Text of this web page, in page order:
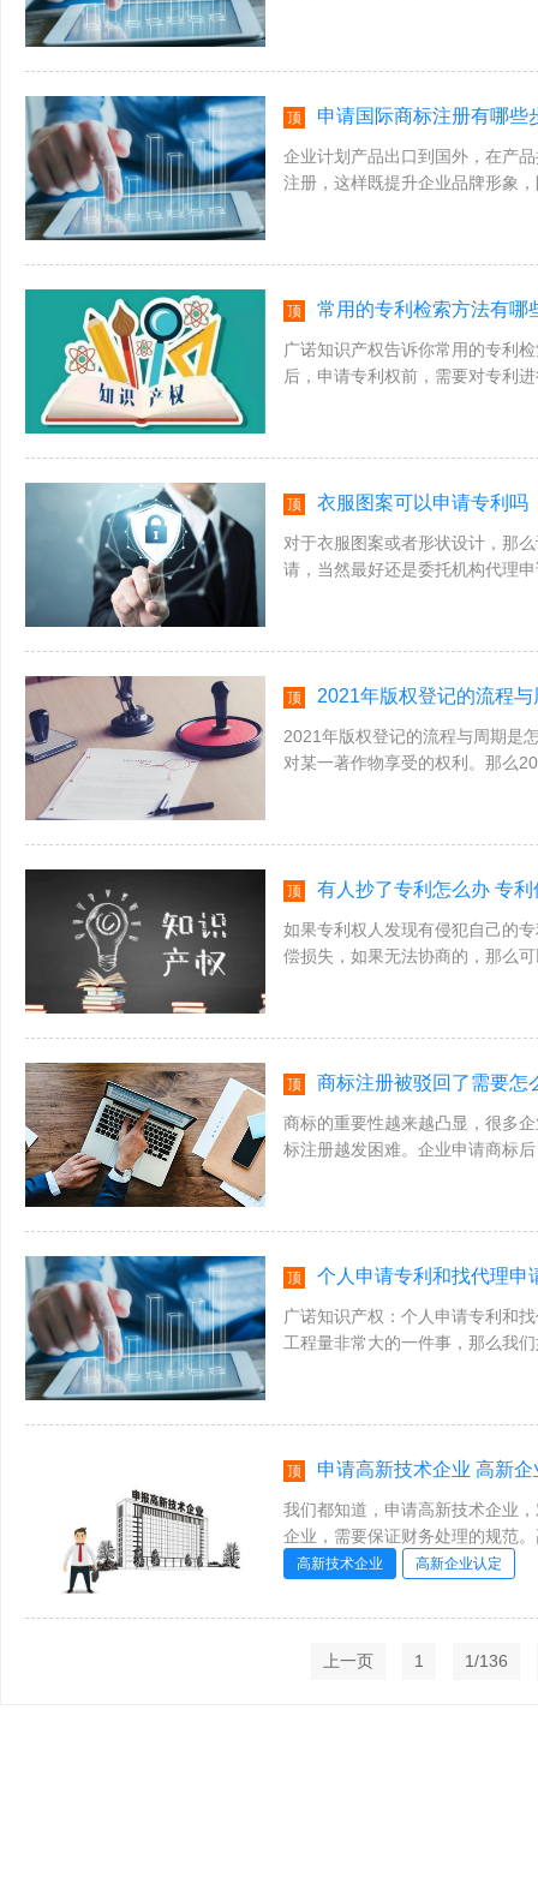
顶 申请国际商标注册有哪些
企业计划产品出口到国外，在产
注册，这样既提升企业品牌形象
顶 常用的专利检索方法有哪
广诺知识产权告诉你常用的专利
后，申请专利权前，需要对专利
顶 衣服图案可以申请专利吗
对于衣服图案或者形状设计，那
请，当然最好还是委托机构代理
顶 2021年版权登记的流程
2021年版权登记的流程与周期是
对某一著作物享受的权利。那么
顶 有人抄了专利怎么办 专
如果专利权人发现有侵犯自己的
偿损失，如果无法协商的，那么
顶 商标注册被驳回了需要怎
商标的重要性越来越凸显，很多
标注册越发困难。企业申请商标
顶 个人申请专利和找代理申
广诺知识产权：个人申请专利和
工程量非常大的一件事，那么我
顶 申请高新技术企业 高新
我们都知道，申请高新技术企业
企业，需要保证财务处理的规范
要注意哪些事情呢?怎么处理高新
高新技术企业 高新企业认定
上一页 1 1/136